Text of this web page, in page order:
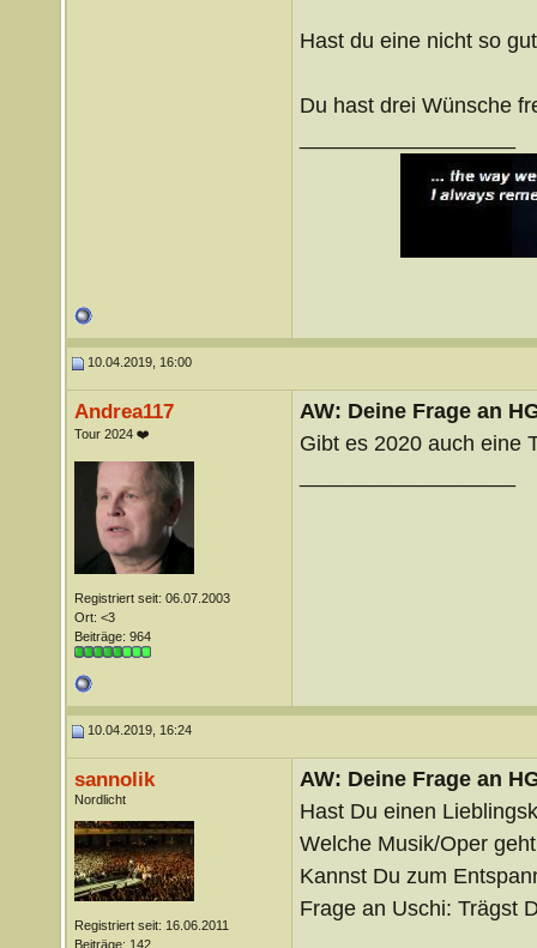
Hast du eine nicht so
Du hast drei Wünsche
10.04.2019, 16:00
Andrea117
Tour 2024 ❤️
Registriert seit: 06.07.2003
Ort: <3
Beiträge: 964
AW: Deine Frage an
Gibt es 2020 auch eine
10.04.2019, 16:24
sannolik
Nordlicht
Registriert seit: 16.06.2011
Beiträge: 142
AW: Deine Frage an
Hast Du einen
Welche Musik/Oper
Kannst Du zum
Frage an Uschi: Trägst